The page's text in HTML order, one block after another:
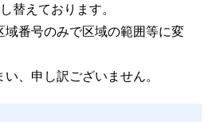
替えております。
域番号のみで区域の範囲等に変
、申し訳ございません。